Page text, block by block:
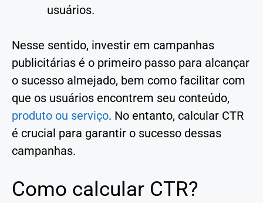
usuários.
Nesse sentido, investir em campanhas
publicitárias é o primeiro passo para alcançar
o sucesso almejado, bem como facilitar com
que os usuários encontrem seu conteúdo,
produto ou serviço. No entanto, calcular CTR
é crucial para garantir o sucesso dessas
campanhas.
Como calcular CTR?